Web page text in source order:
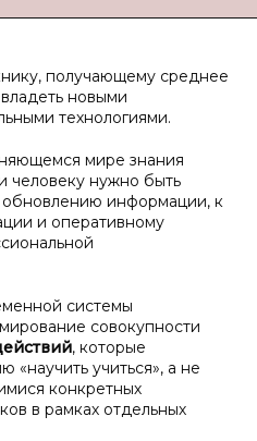
получающему среднее
новыми
технологиями.
мире знания
человеку нужно быть
обновлению информации, к
и оперативному
системы
совокупности
, которые
учиться», а не
конкретных
в рамках отдельных